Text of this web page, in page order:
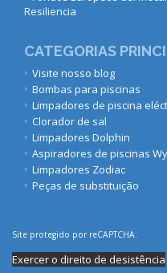
Resiliencia
CATEGORIAS
Visite nosso blog
Bombas para piscinas
Limpadores de piscina
Clorador de sal
Limpadores Dolphin
Aspiradores de piscinas
Limpadores Zodiac
Peças de substituição
Site protegido por reCAPTCHA.
Exercer o direito de desistência